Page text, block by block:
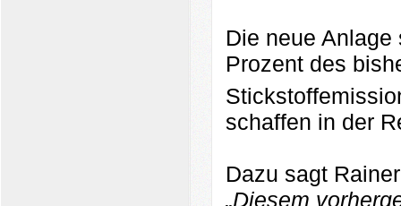
Die neue
Prozent des
schaffen in der
Dazu sagt
„Diesem